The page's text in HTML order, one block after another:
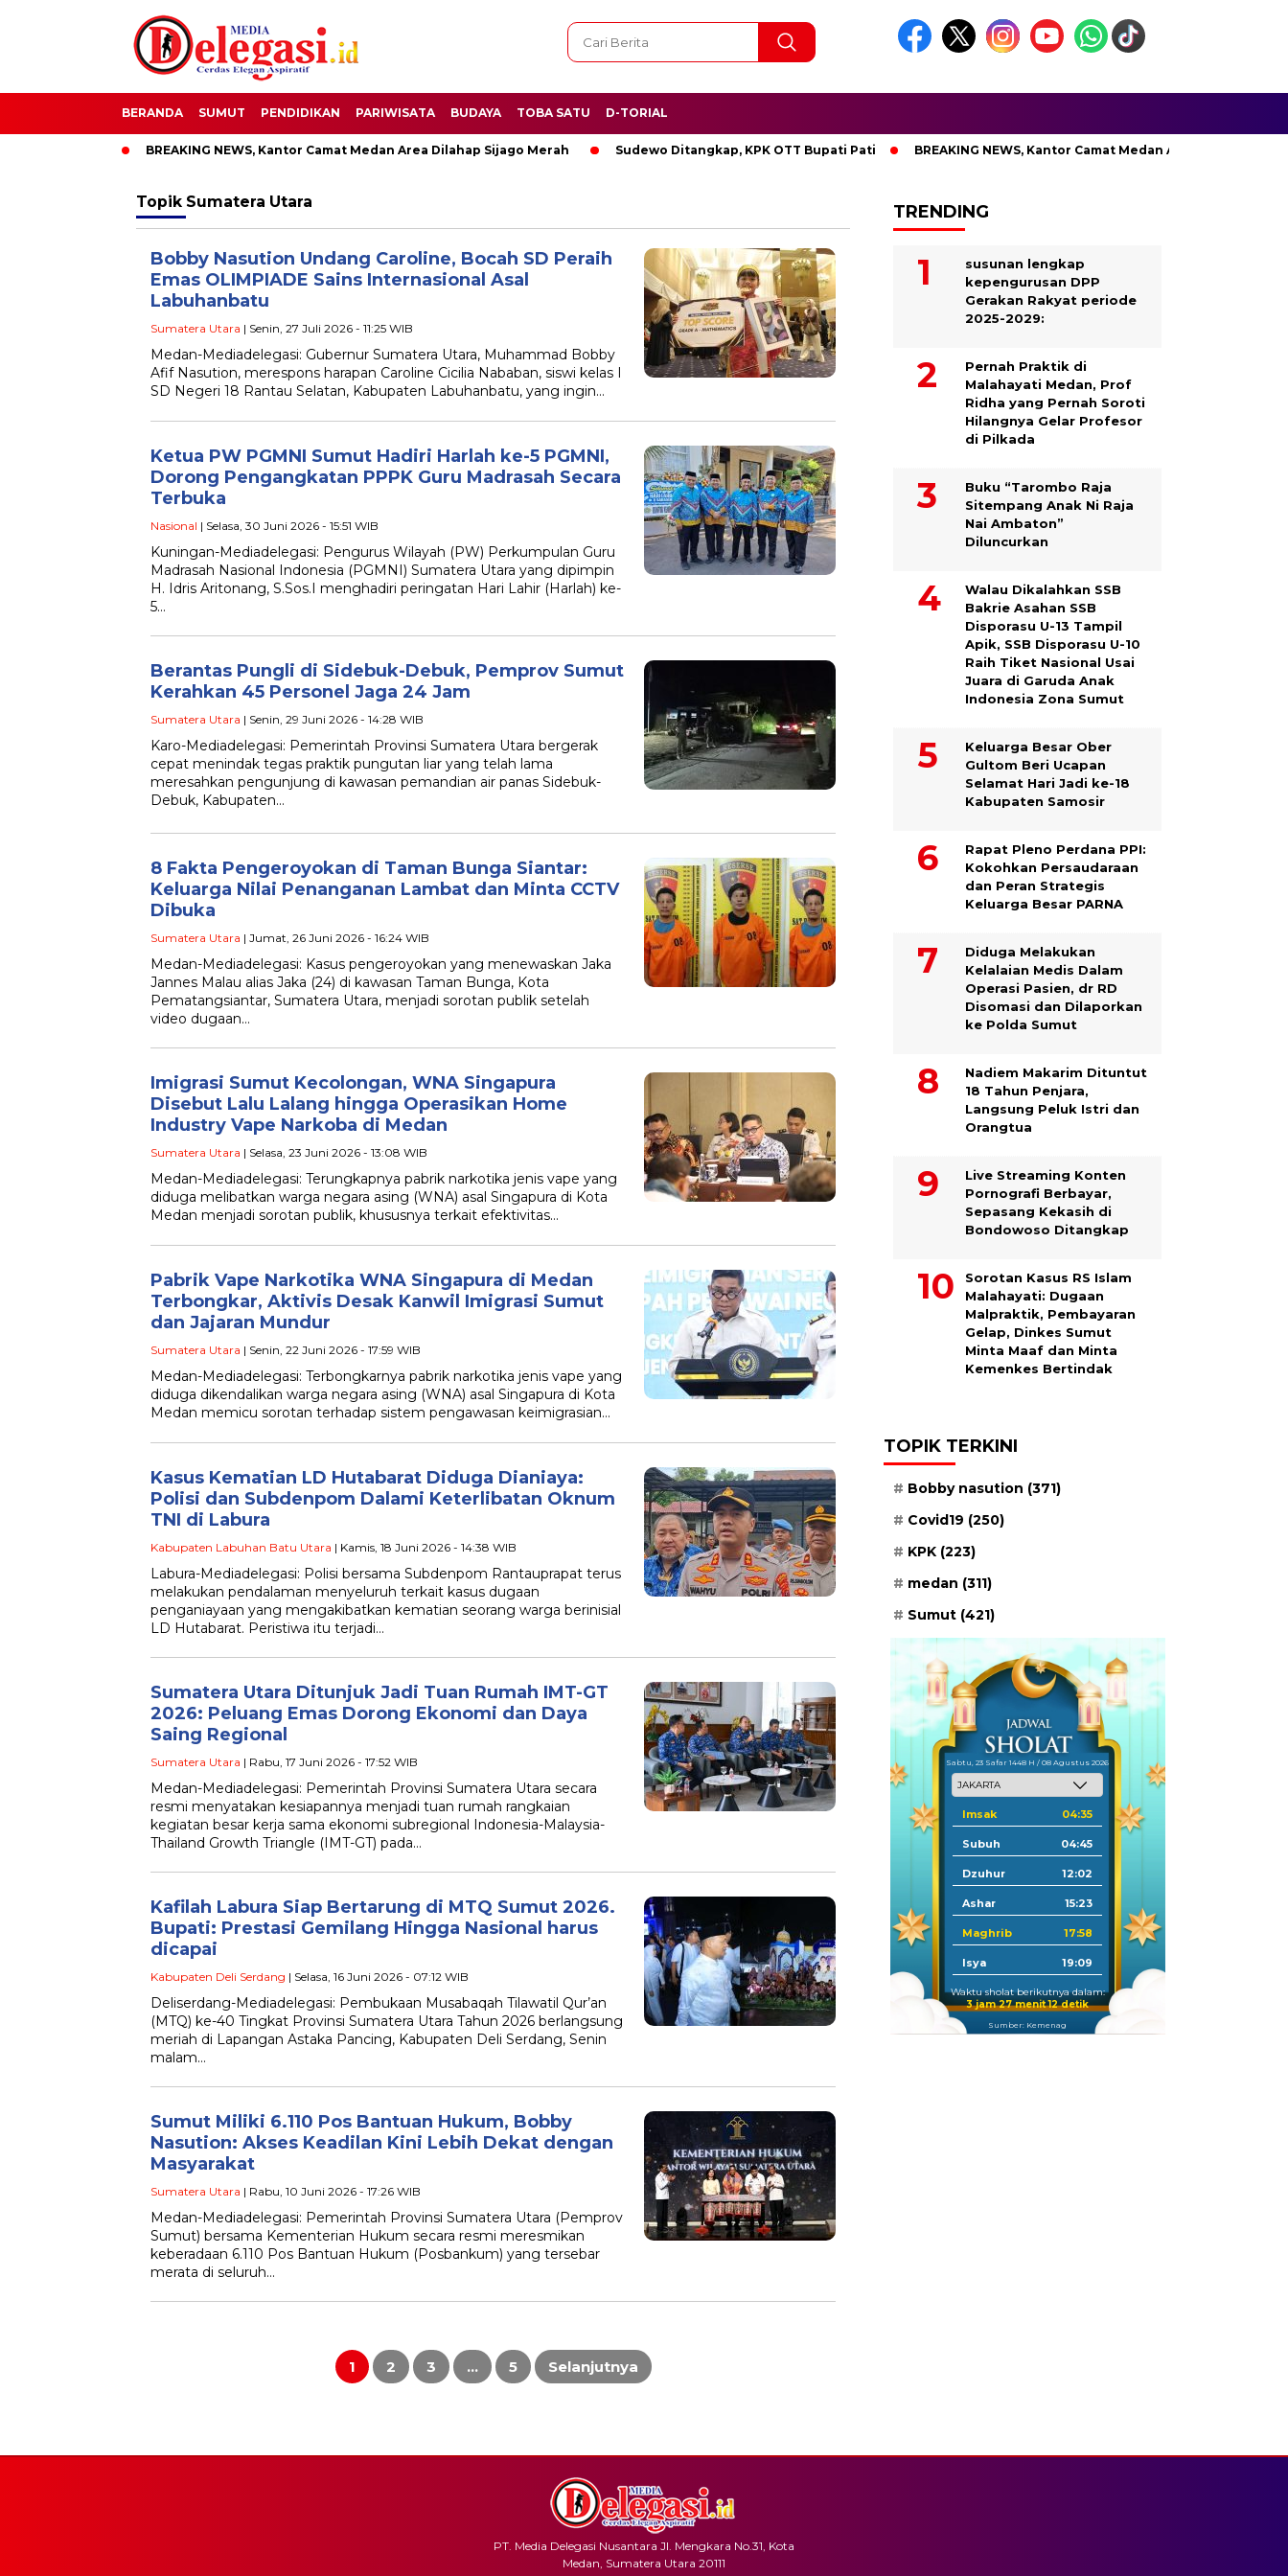
BERANDA SUMUT PENDIDIKAN PARIWISATA BUDAYA TOBA SATU D-TORIAL
BREAKING NEWS, Kantor Camat Medan Area Dilahap Sijago Merah Sudewo Ditangkap, KPK OTT Bupati Pati BREAKING NEWS, Kantor Camat Medan Area Dilahap Sijago
Topik Sumatera Utara
Bobby Nasution Undang Caroline, Bocah SD Peraih
Emas OLIMPIADE Sains Internasional Asal
Labuhanbatu
Sumatera Utara | Senin, 27 Juli 2026 - 11:25 WIB
Medan-Mediadelegasi: Gubernur Sumatera Utara, Muhammad Bobby
Afif Nasution, merespons harapan Caroline Cicilia Nababan, siswi kelas I
SD Negeri 18 Rantau Selatan, Kabupaten Labuhanbatu, yang ingin…
Ketua PW PGMNI Sumut Hadiri Harlah ke-5 PGMNI,
Dorong Pengangkatan PPPK Guru Madrasah Secara
Terbuka
Nasional | Selasa, 30 Juni 2026 - 15:51 WIB
Kuningan-Mediadelegasi: Pengurus Wilayah (PW) Perkumpulan Guru
Madrasah Nasional Indonesia (PGMNI) Sumatera Utara yang dipimpin
H. Idris Aritonang, S.Sos.I menghadiri peringatan Hari Lahir (Harlah) ke-
5…
Berantas Pungli di Sidebuk-Debuk, Pemprov Sumut
Kerahkan 45 Personel Jaga 24 Jam
Sumatera Utara | Senin, 29 Juni 2026 - 14:28 WIB
Karo-Mediadelegasi: Pemerintah Provinsi Sumatera Utara bergerak
cepat menindak tegas praktik pungutan liar yang telah lama
meresahkan pengunjung di kawasan pemandian air panas Sidebuk-
Debuk, Kabupaten…
8 Fakta Pengeroyokan di Taman Bunga Siantar:
Keluarga Nilai Penanganan Lambat dan Minta CCTV
Dibuka
Sumatera Utara | Jumat, 26 Juni 2026 - 16:24 WIB
Medan-Mediadelegasi: Kasus pengeroyokan yang menewaskan Jaka
Jannes Malau alias Jaka (24) di kawasan Taman Bunga, Kota
Pematangsiantar, Sumatera Utara, menjadi sorotan publik setelah
video dugaan…
Imigrasi Sumut Kecolongan, WNA Singapura
Disebut Lalu Lalang hingga Operasikan Home
Industry Vape Narkoba di Medan
Sumatera Utara | Selasa, 23 Juni 2026 - 13:08 WIB
Medan-Mediadelegasi: Terungkapnya pabrik narkotika jenis vape yang
diduga melibatkan warga negara asing (WNA) asal Singapura di Kota
Medan menjadi sorotan publik, khususnya terkait efektivitas…
Pabrik Vape Narkotika WNA Singapura di Medan
Terbongkar, Aktivis Desak Kanwil Imigrasi Sumut
dan Jajaran Mundur
Sumatera Utara | Senin, 22 Juni 2026 - 17:59 WIB
Medan-Mediadelegasi: Terbongkarnya pabrik narkotika jenis vape yang
diduga dikendalikan warga negara asing (WNA) asal Singapura di Kota
Medan memicu sorotan terhadap sistem pengawasan keimigrasian…
Kasus Kematian LD Hutabarat Diduga Dianiaya:
Polisi dan Subdenpom Dalami Keterlibatan Oknum
TNI di Labura
Kabupaten Labuhan Batu Utara | Kamis, 18 Juni 2026 - 14:38 WIB
Labura-Mediadelegasi: Polisi bersama Subdenpom Rantauprapat terus
melakukan pendalaman menyeluruh terkait kasus dugaan
penganiayaan yang mengakibatkan kematian seorang warga berinisial
LD Hutabarat. Peristiwa itu terjadi…
Sumatera Utara Ditunjuk Jadi Tuan Rumah IMT-GT
2026: Peluang Emas Dorong Ekonomi dan Daya
Saing Regional
Sumatera Utara | Rabu, 17 Juni 2026 - 17:52 WIB
Medan-Mediadelegasi: Pemerintah Provinsi Sumatera Utara secara
resmi menyatakan kesiapannya menjadi tuan rumah rangkaian
kegiatan besar kerja sama ekonomi subregional Indonesia-Malaysia-
Thailand Growth Triangle (IMT-GT) pada…
Kafilah Labura Siap Bertarung di MTQ Sumut 2026.
Bupati: Prestasi Gemilang Hingga Nasional harus
dicapai
Kabupaten Deli Serdang | Selasa, 16 Juni 2026 - 07:12 WIB
Deliserdang-Mediadelegasi: Pembukaan Musabaqah Tilawatil Qur’an
(MTQ) ke-40 Tingkat Provinsi Sumatera Utara Tahun 2026 berlangsung
meriah di Lapangan Astaka Pancing, Kabupaten Deli Serdang, Senin
malam…
Sumut Miliki 6.110 Pos Bantuan Hukum, Bobby
Nasution: Akses Keadilan Kini Lebih Dekat dengan
Masyarakat
Sumatera Utara | Rabu, 10 Juni 2026 - 17:26 WIB
Medan-Mediadelegasi: Pemerintah Provinsi Sumatera Utara (Pemprov
Sumut) bersama Kementerian Hukum secara resmi meresmikan
keberadaan 6.110 Pos Bantuan Hukum (Posbankum) yang tersebar
merata di seluruh…
1 2 3 … 5 Selanjutnya
TRENDING
susunan lengkap
kepengurusan DPP
Gerakan Rakyat periode
2025-2029:
Pernah Praktik di
Malahayati Medan, Prof
Ridha yang Pernah Soroti
Hilangnya Gelar Profesor
di Pilkada
Buku “Tarombo Raja
Sitempang Anak Ni Raja
Nai Ambaton”
Diluncurkan
Walau Dikalahkan SSB
Bakrie Asahan SSB
Disporasu U-13 Tampil
Apik, SSB Disporasu U-10
Raih Tiket Nasional Usai
Juara di Garuda Anak
Indonesia Zona Sumut
Keluarga Besar Ober
Gultom Beri Ucapan
Selamat Hari Jadi ke-18
Kabupaten Samosir
Rapat Pleno Perdana PPI:
Kokohkan Persaudaraan
dan Peran Strategis
Keluarga Besar PARNA
Diduga Melakukan
Kelalaian Medis Dalam
Operasi Pasien, dr RD
Disomasi dan Dilaporkan
ke Polda Sumut
​Nadiem Makarim Dituntut
18 Tahun Penjara,
Langsung Peluk Istri dan
Orangtua
Live Streaming Konten
Pornografi Berbayar,
Sepasang Kekasih di
Bondowoso Ditangkap
Sorotan Kasus RS Islam
Malahayati: Dugaan
Malpraktik, Pembayaran
Gelap, Dinkes Sumut
Minta Maaf dan Minta
Kemenkes Bertindak
TOPIK TERKINI
Bobby nasution (371)
Covid19 (250)
KPK (223)
medan (311)
Sumut (421)
Sabtu, 23 Safar 1448 H / 08 Agustus 2026
Imsak 04:35
Subuh 04:45
Dzuhur 12:02
Ashar 15:23
Maghrib 17:58
Isya 19:09
Waktu sholat berikutnya dalam:
3 jam 27 menit 11 detik
Sumber: Kemenag
PT. Media Delegasi Nusantara Jl. Mengkara No.31, Kota
Medan, Sumatera Utara 20111